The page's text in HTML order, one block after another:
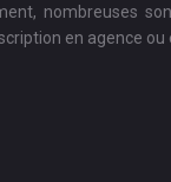
nombreuses
en agence ou